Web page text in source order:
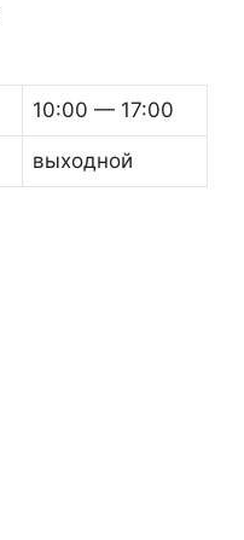
10:00 — 17:00
выходной